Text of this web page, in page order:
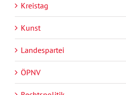
Kreistag
Kunst
Landespartei
ÖPNV